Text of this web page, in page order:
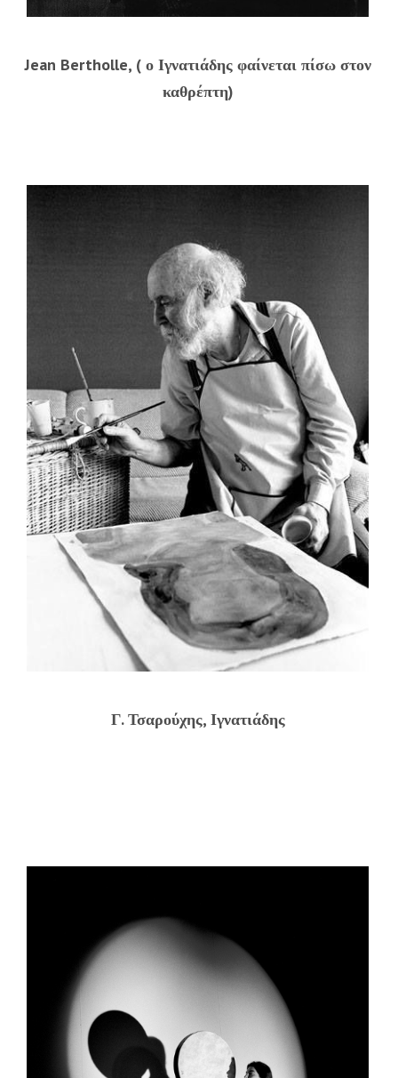
Jean Bertholle, ( ο Ιγνατιάδης φαίνεται πίσω στον
καθρέπτη)
Γ. Τσαρούχης, Ιγνατιάδης